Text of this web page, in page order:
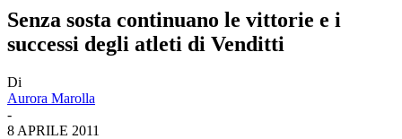
Senza sosta continuano le vittorie e i
successi degli atleti di Venditti
Di
Aurora Marolla
-
8 APRILE 2011